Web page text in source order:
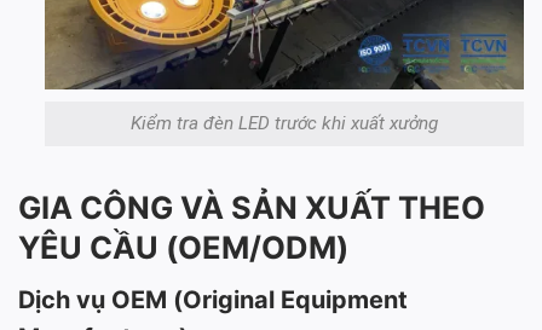
Kiểm tra đèn LED trước khi xuất xưởng
GIA CÔNG VÀ SẢN XUẤT THEO
YÊU CẦU (OEM/ODM)
Dịch vụ OEM (Original Equipment